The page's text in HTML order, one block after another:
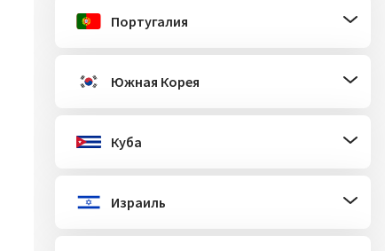
Португалия
Южная Корея
Куба
Израиль